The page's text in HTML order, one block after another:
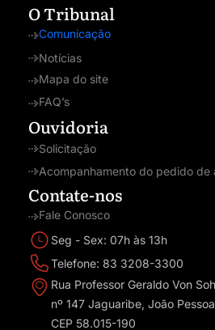
O Tribunal
Comunicação
Notícias
Mapa do site
FAQ’s
Ouvidoria
Solicitação
Acompanhamento do pedido de
Contate-nos
Fale Conosco
Seg - Sex: 07h às 13h
Telefone: 83 3208-3300
Rua Professor Geraldo Von
nº 147 Jaguaribe, João
CEP 58.015-190